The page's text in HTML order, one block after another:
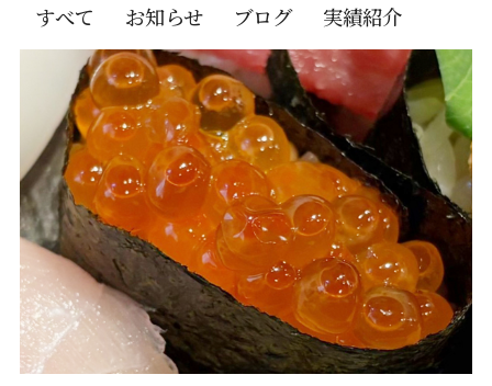
すべて お知らせ ブログ 実績紹介